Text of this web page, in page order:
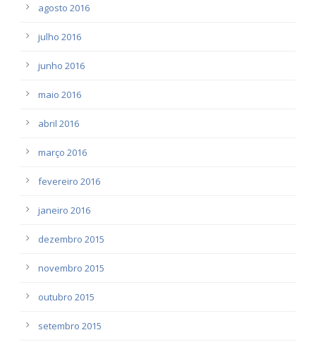
agosto 2016
julho 2016
junho 2016
maio 2016
abril 2016
março 2016
fevereiro 2016
janeiro 2016
dezembro 2015
novembro 2015
outubro 2015
setembro 2015